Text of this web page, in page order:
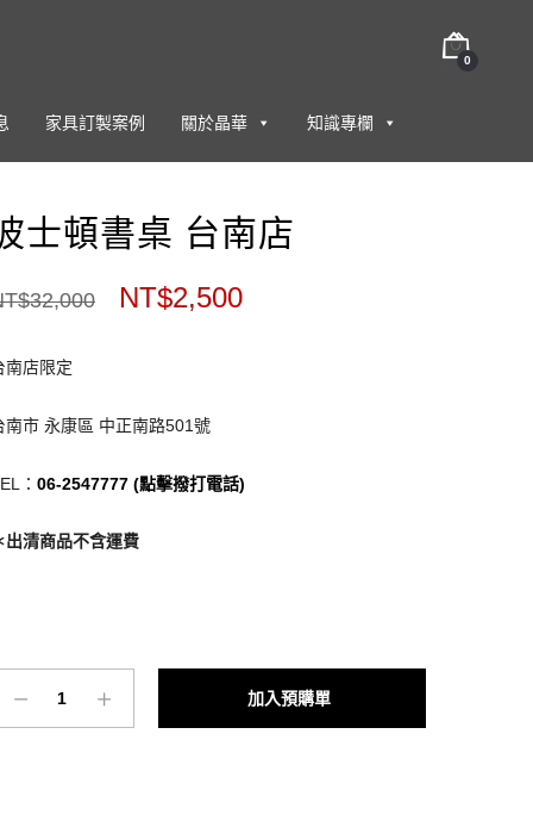
0
家具訂製案例 關於晶華 知識專欄
士頓書桌 台南店
32,000 NT$2,500
南店限定
南市 永康區 中正南路501號
： 06-2547777 (點擊撥打電話)
出清商品不含運費
Add to cart